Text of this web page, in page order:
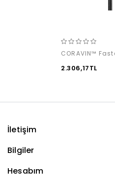
2.306,17TL
İletişim
Bilgiler
Hesabım